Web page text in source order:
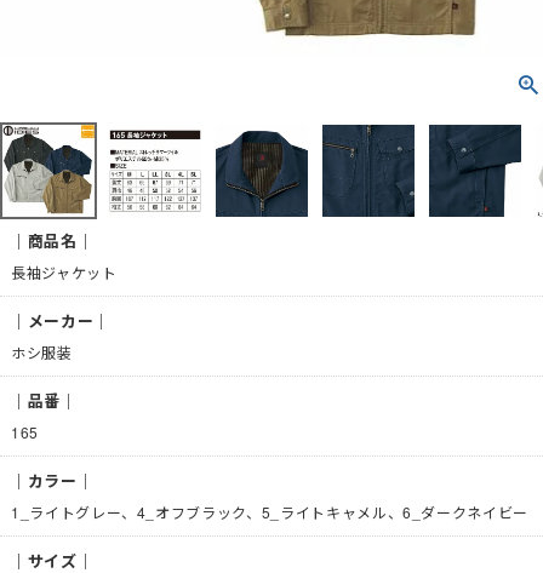
｜商品名｜
長袖ジャケット
｜メーカー｜
ホシ服装
｜品番｜
165
｜カラー｜
1_ライトグレー、4_オフブラック、5_ライトキャメル、6_ダークネイビー
｜サイズ｜